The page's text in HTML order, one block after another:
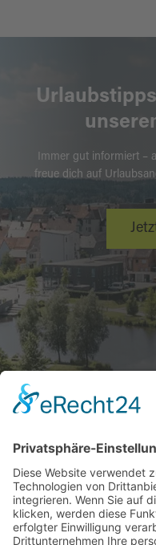
Immer gut informiert –
freue dich auf
Fragen? Dein
Telefon: